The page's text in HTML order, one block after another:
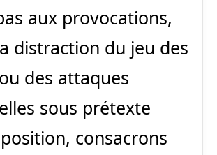
aux provocations,
distraction du jeu des
des attaques
sous prétexte
consacrons